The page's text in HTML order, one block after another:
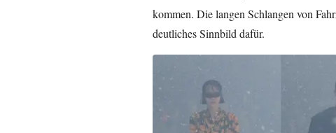
kommen. Die langen Schlangen von
deutliches Sinnbild dafür.